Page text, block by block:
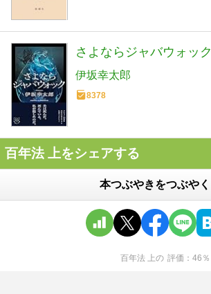
さよならジャバウォック
伊坂幸太郎
8378
百年法 上をシェアする
本つぶやきをつぶやく
百年法 上の 評価 46 ％